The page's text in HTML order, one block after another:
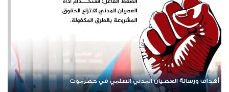
أبرز ممارسات حكومة الوصاية ضد أبناء الجنوب العربي